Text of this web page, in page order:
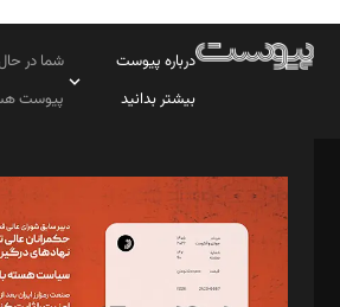
درباره پیوست
بیشتر بدانید
شما در
پیوست
مدیر مسئول: محمدباقر اثنی‌عشری
سردبیر: مهرک محمودی
دبیر تحریریه: میثم قاسمی
د‌بیر ناداستان: سمانه سمیع